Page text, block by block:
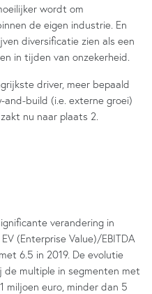
wordt om
de eigen industrie. En
diversificatie zien als een
in tijden van onzekerheid.
driver, meer bepaald
and-build (i.e. externe groei)
nu naar plaats 2.
verandering in
(Enterprise Value)/EBITDA
6.5 in 2019. De evolutie
multiple in segmenten met
miljoen euro, minder dan 5